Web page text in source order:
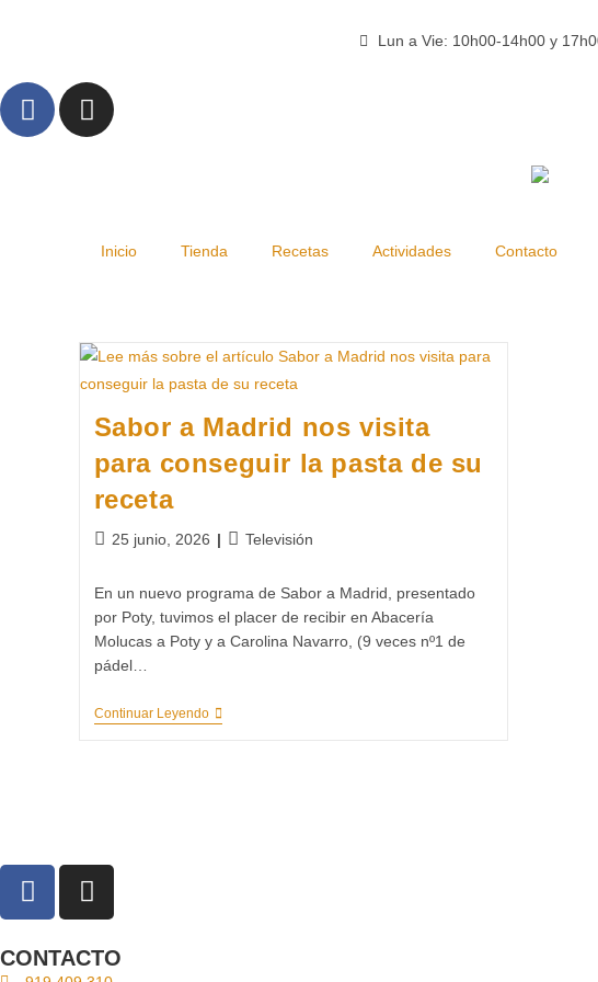
Lun a Vie: 10h00-14h00 y
Inicio Tienda Recetas Actividades Contacto
Sabor a Madrid nos visita
para conseguir la pasta de su
receta
25 junio, 2026 Televisión
En un nuevo programa de Sabor a Madrid, presentado
por Poty, tuvimos el placer de recibir en Abacería
Molucas a Poty y a Carolina Navarro, (9 veces nº1 de
pádel…
Continuar Leyendo
CONTACTO